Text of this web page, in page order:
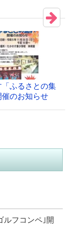
「ふるさとの集
催のお知らせ
ルフコンペ｣開